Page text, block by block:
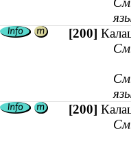
[200]
[200]